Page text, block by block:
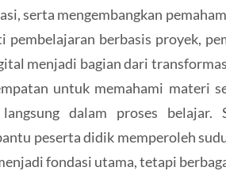
serta mengembangkan
pembelajaran berbasis proyek,
menjadi bagian dari
untuk memahami materi
dalam proses belajar.
peserta didik memperoleh
fondasi utama, tetapi